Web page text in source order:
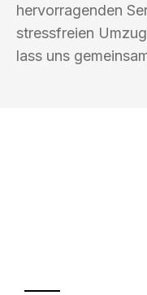
hervorragenden
stressfreien
lass uns